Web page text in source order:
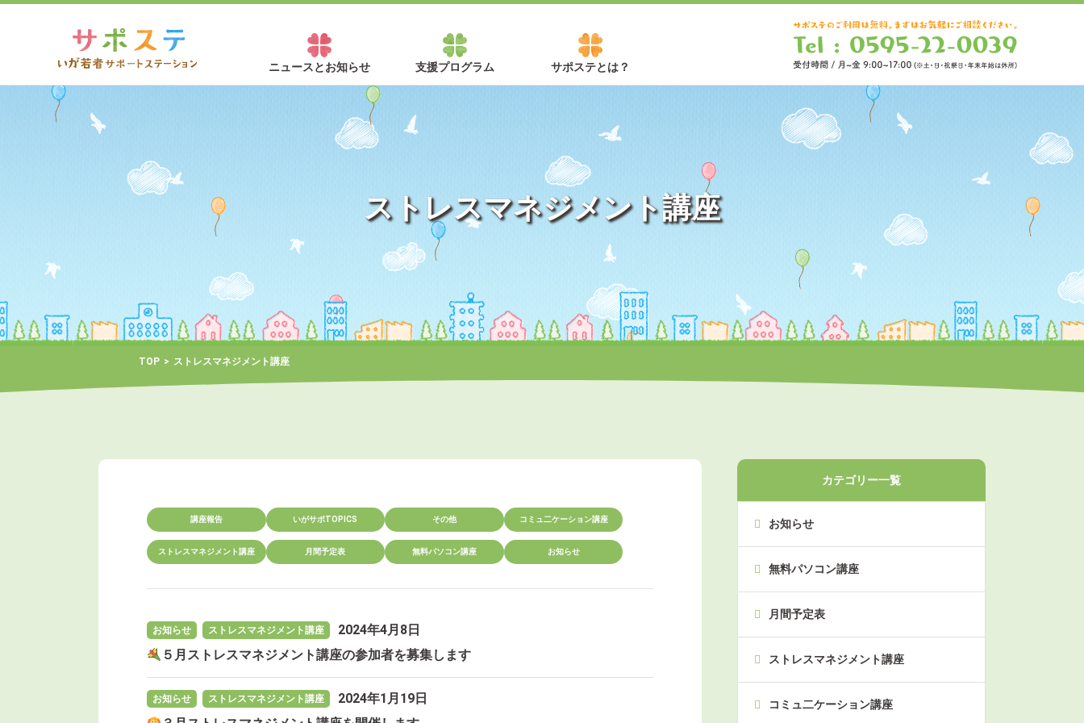
ニュースとお知らせ 支援プログラム サポステとは？
ストレスマネジメント講座
TOP ストレスマネジメント講座
講座報告 いがサポTOPICS その他 コミュ二ケーション講座
ストレスマネジメント講座 月間予定表 無料パソコン講座 お知らせ
お知らせ ストレスマネジメント講座
2024年4月8日
５月ストレスマネジメント講座の参加者を募集します
お知らせ ストレスマネジメント講座
2024年1月19日
カテゴリー一覧
お知らせ
無料パソコン講座
月間予定表
ストレスマネジメント講座
コミュ二ケーション講座